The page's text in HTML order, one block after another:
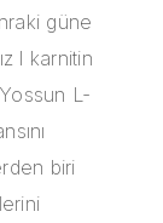
güne
l karnitin
Yossun L-
biri